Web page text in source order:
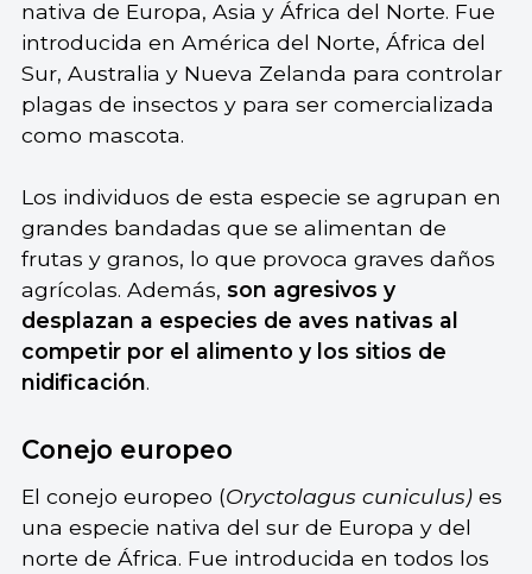
nativa de Europa, Asia y África del Norte. Fue
introducida en América del Norte, África del
Sur, Australia y Nueva Zelanda para controlar
plagas de insectos y para ser comercializada
como mascota.
Los individuos de esta especie se agrupan en
grandes bandadas que se alimentan de
frutas y granos, lo que provoca graves daños
agrícolas. Además, son agresivos y
desplazan a especies de aves nativas al
competir por el alimento y los sitios de
nidificación.
Conejo europeo
El conejo europeo (Oryctolagus cuniculus)es
una especie nativa del sur de Europa y del
norte de África. Fue introducida en todos los